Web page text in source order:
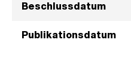
Beschlussdatum
Publikationsdatum